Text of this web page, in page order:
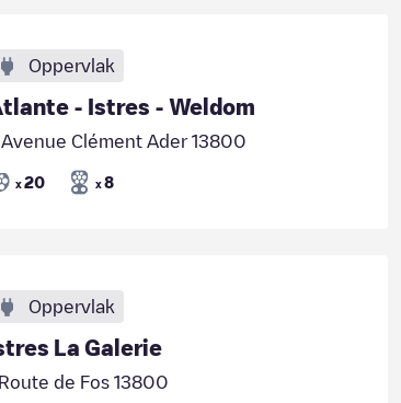
Oppervlak
- Istres - Weldom
Clément Ader 13800
x 20 x 8
Oppervlak
La Galerie
de Fos 13800